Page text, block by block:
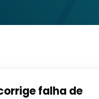
corrige falha de